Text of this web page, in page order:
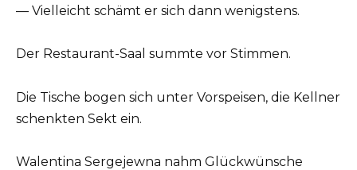
— Vielleicht schämt er sich dann wenigstens.
Der Restaurant-Saal summte vor Stimmen.
Die Tische bogen sich unter Vorspeisen, die Kellner
schenkten Sekt ein.
Walentina Sergejewna nahm Glückwünsche